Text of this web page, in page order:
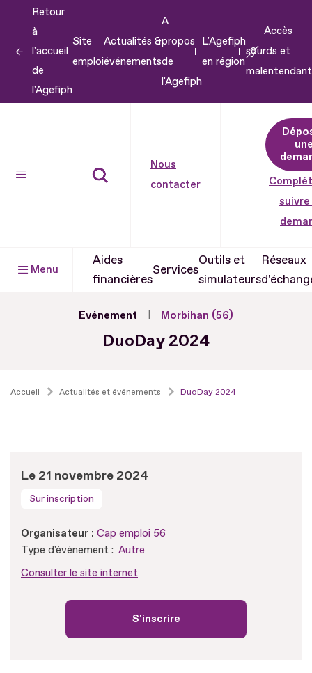
contenu
Retour
à
l'accueil
de
l'Agefiph
Site
emploi
Actualités &
événements
A
propos
de
l'Agefiph
L'Agefiph
en région
Accès
sourds et
Nous
contacter
suivre
Menu
Aides
financières
Services
Outils et
simulateurs
Réseaux
Evénement Morbihan (56)
DuoDay 2024
Accueil Actualités et événements DuoDay 2024
Le 21 novembre 2024
Sur inscription
Organisateur : Cap emploi 56
Type d'événement : Autre
Consulter le site internet
S'inscrire